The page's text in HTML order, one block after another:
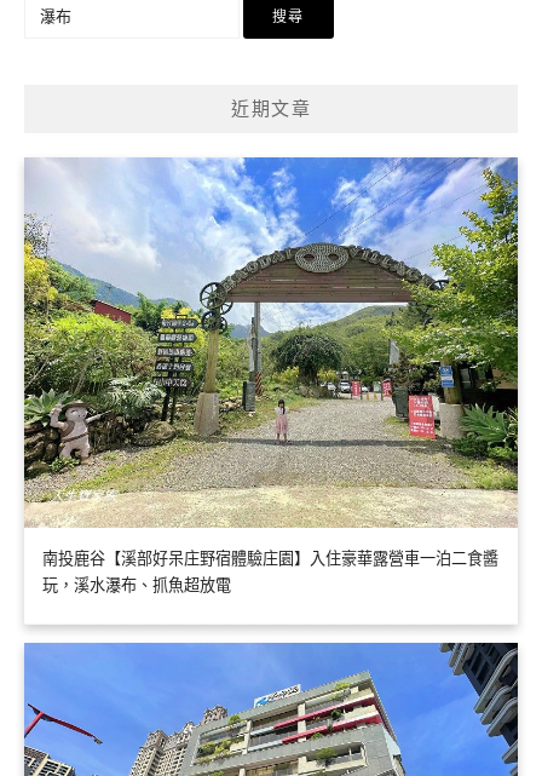
近期文章
南投鹿谷【溪部好呆庄野宿體驗庄園】入住豪華露營車一泊二食醬
玩，溪水瀑布、抓魚超放電